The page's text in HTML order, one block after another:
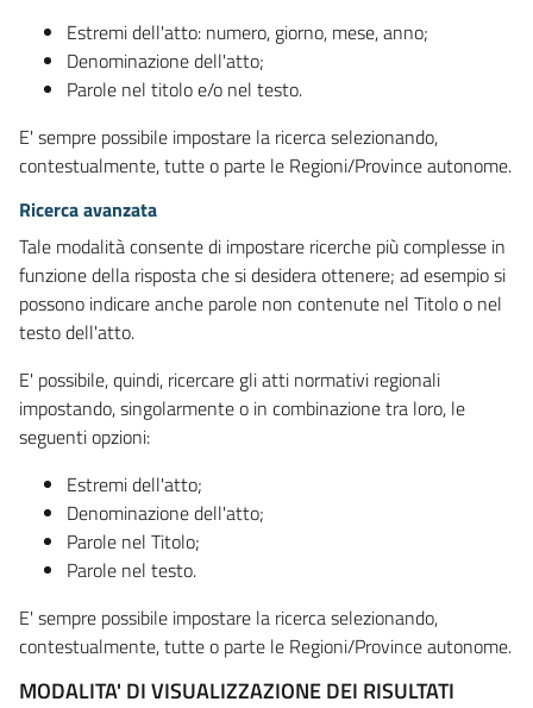
Estremi dell'atto: numero, giorno, mese, anno;
Denominazione dell'atto;
Parole nel titolo e/o nel testo.
E' sempre possibile impostare la ricerca selezionando,
contestualmente, tutte o parte le Regioni/Province autonome.
Ricerca avanzata
Tale modalità consente di impostare ricerche più complesse in
funzione della risposta che si desidera ottenere; ad esempio si
possono indicare anche parole non contenute nel Titolo o nel
testo dell'atto.
E' possibile, quindi, ricercare gli atti normativi regionali
impostando, singolarmente o in combinazione tra loro, le
seguenti opzioni:
Estremi dell'atto;
Denominazione dell'atto;
Parole nel Titolo;
Parole nel testo.
E' sempre possibile impostare la ricerca selezionando,
contestualmente, tutte o parte le Regioni/Province autonome.
MODALITA' DI VISUALIZZAZIONE DEI RISULTATI